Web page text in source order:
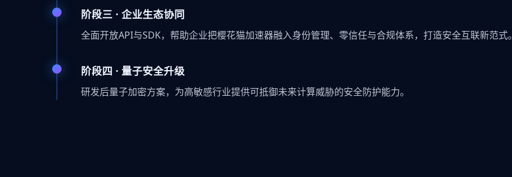
阶段三 · 企业生态协同
全面开放API与SDK，帮助企业把樱花猫加速器融入身份管理、零信任与合规体系，打造安全互联新范式。
阶段四 · 量子安全升级
研发后量子加密方案，为高敏感行业提供可抵御未来计算威胁的安全防护能力。